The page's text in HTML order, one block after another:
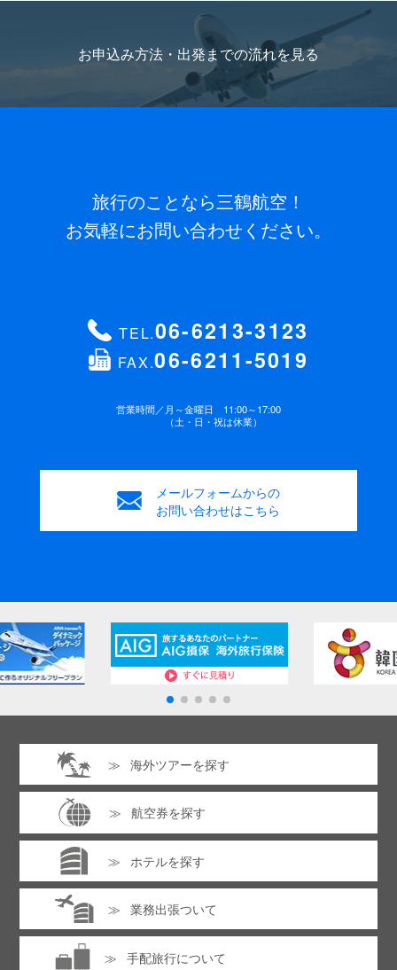
お申込み方法・出発までの流れを見る
旅行のことなら三鶴航空！
お気軽にお問い合わせください。
TEL.06-6213-3123
FAX.06-6211-5019
営業時間／月～金曜日 11:00～17:00
（土・日・祝は休業）
メールフォームからの
お問い合わせはこちら
海外ツアーを探す
航空券を探す
ホテルを探す
業務出張ついて
手配旅行について